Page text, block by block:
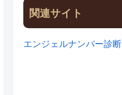
関連サイト
エンジェルナンバー診断